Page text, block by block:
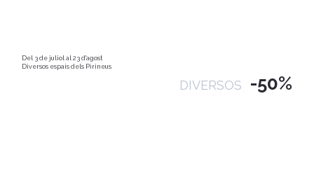
Del 3 de juliol al 23 d'agost
Diversos espais dels Pirineus
DIVERSOS -50%